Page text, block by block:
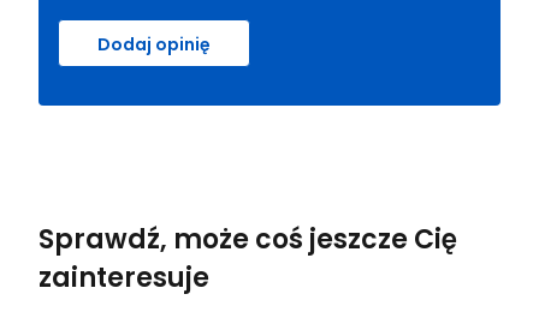
Dodaj opinię
Sprawdź, może coś jeszcze Cię
zainteresuje